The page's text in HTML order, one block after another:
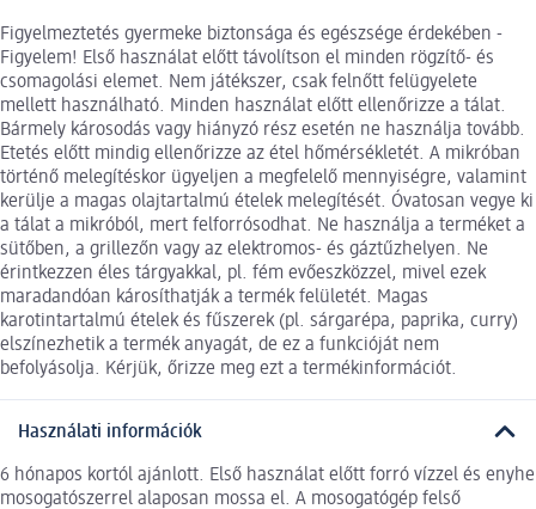
Figyelmeztetés gyermeke biztonsága és egészsége érdekében -
Figyelem! Első használat előtt távolítson el minden rögzítő- és
csomagolási elemet. Nem játékszer, csak felnőtt felügyelete
mellett használható. Minden használat előtt ellenőrizze a tálat.
Bármely károsodás vagy hiányzó rész esetén ne használja tovább.
Etetés előtt mindig ellenőrizze az étel hőmérsékletét. A mikróban
történő melegítéskor ügyeljen a megfelelő mennyiségre, valamint
kerülje a magas olajtartalmú ételek melegítését. Óvatosan vegye ki
a tálat a mikróból, mert felforrósodhat. Ne használja a terméket a
sütőben, a grillezőn vagy az elektromos- és gáztűzhelyen. Ne
érintkezzen éles tárgyakkal, pl. fém evőeszközzel, mivel ezek
maradandóan károsíthatják a termék felületét. Magas
karotintartalmú ételek és fűszerek (pl. sárgarépa, paprika, curry)
elszínezhetik a termék anyagát, de ez a funkcióját nem
befolyásolja. Kérjük, őrizze meg ezt a termékinformációt.
Használati információk
6 hónapos kortól ajánlott. Első használat előtt forró vízzel és enyhe
mosogatószerrel alaposan mossa el. A mosogatógép felső